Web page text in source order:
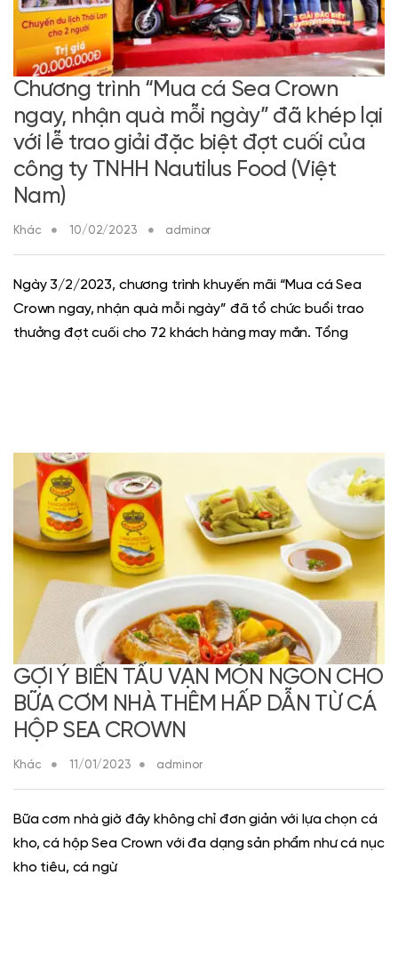
Chương trình “Mua cá Sea Crown
ngay, nhận quà mỗi ngày” đã khép lại
với lễ trao giải đặc biệt đợt cuối của
công ty TNHH Nautilus Food (Việt
Nam)
Khác 10/02/2023 adminor
Ngày 3/2/2023, chương trình khuyến mãi “Mua cá Sea
Crown ngay, nhận quà mỗi ngày” đã tổ chức buổi trao
thưởng đợt cuối cho 72 khách hàng may mắn. Tổng
GỢI Ý BIẾN TẤU VẠN MÓN NGON CHO
BỮA CƠM NHÀ THÊM HẤP DẪN TỪ CÁ
HỘP SEA CROWN
Khác 11/01/2023 adminor
Bữa cơm nhà giờ đây không chỉ đơn giản với lựa chọn cá
kho, cá hộp Sea Crown với đa dạng sản phẩm như cá nục
kho tiêu, cá ngừ